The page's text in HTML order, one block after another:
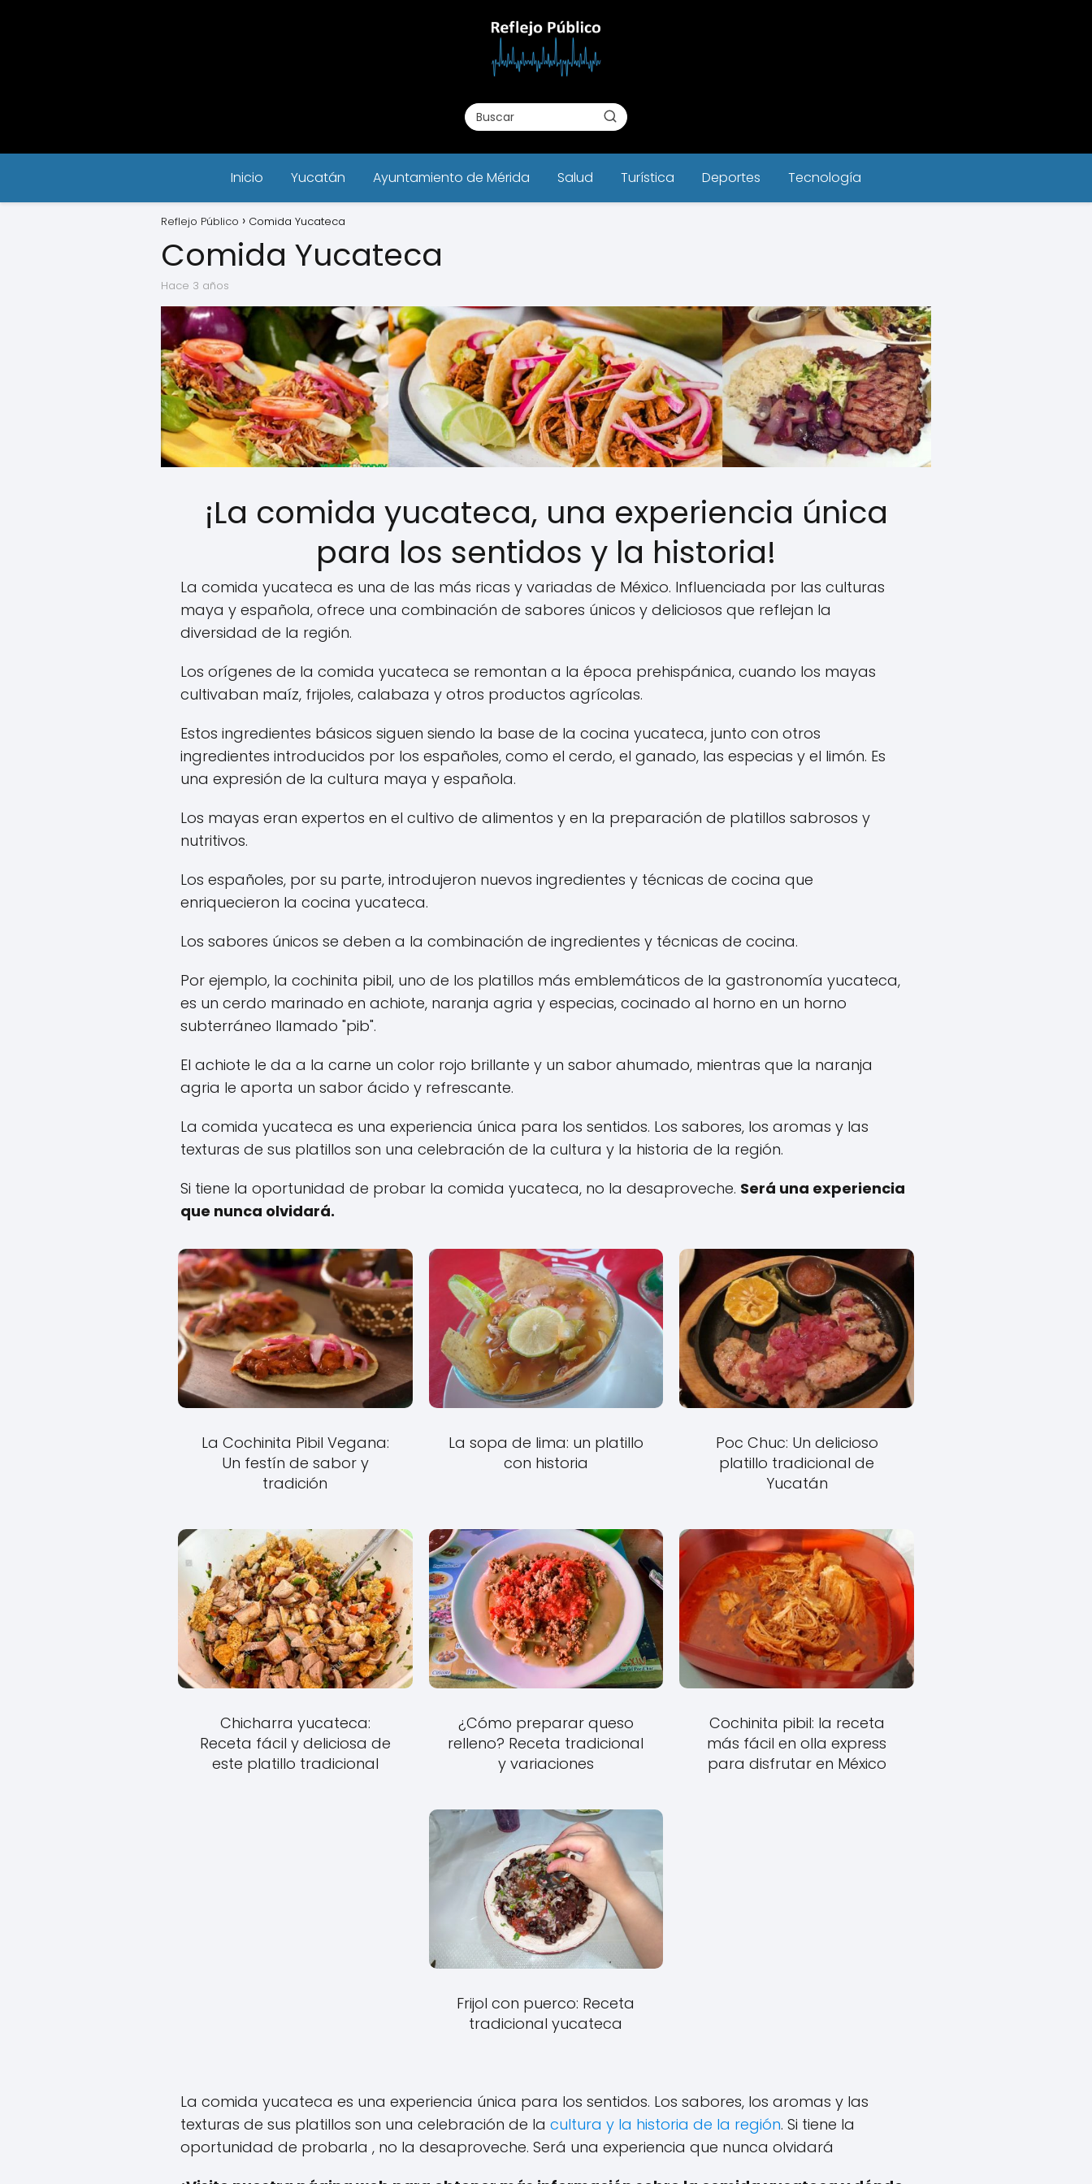
Inicio Yucatán Ayuntamiento de Mérida Salud Turística Deportes Tecnología
Reflejo Público Comida Yucateca
Comida Yucateca
hace 3 años
¡La comida yucateca, una experiencia única
para los sentidos y la historia!
La comida yucateca es una de las más ricas y variadas de México. Influenciada por las culturas
maya y española, ofrece una combinación de sabores únicos y deliciosos que reflejan la
diversidad de la región.
Los orígenes de la comida yucateca se remontan a la época prehispánica, cuando los mayas
cultivaban maíz, frijoles, calabaza y otros productos agrícolas.
Estos ingredientes básicos siguen siendo la base de la cocina yucateca, junto con otros
ingredientes introducidos por los españoles, como el cerdo, el ganado, las especias y el limón. Es
una expresión de la cultura maya y española.
Los mayas eran expertos en el cultivo de alimentos y en la preparación de platillos sabrosos y
nutritivos.
Los españoles, por su parte, introdujeron nuevos ingredientes y técnicas de cocina que
enriquecieron la cocina yucateca.
Los sabores únicos se deben a la combinación de ingredientes y técnicas de cocina.
Por ejemplo, la cochinita pibil, uno de los platillos más emblemáticos de la gastronomía yucateca,
es un cerdo marinado en achiote, naranja agria y especias, cocinado al horno en un horno
subterráneo llamado "pib".
El achiote le da a la carne un color rojo brillante y un sabor ahumado, mientras que la naranja
agria le aporta un sabor ácido y refrescante.
La comida yucateca es una experiencia única para los sentidos. Los sabores, los aromas y las
texturas de sus platillos son una celebración de la cultura y la historia de la región.
Si tiene la oportunidad de probar la comida yucateca, no la desaproveche. Será una experiencia
que nunca olvidará.
La Cochinita Pibil Vegana:
Un festín de sabor y
tradición
La sopa de lima: un platillo
con historia
Poc Chuc: Un delicioso
platillo tradicional de
Yucatán
Chicharra yucateca:
Receta fácil y deliciosa de
este platillo tradicional
¿Cómo preparar queso
relleno? Receta tradicional
y variaciones
Cochinita pibil: la receta
más fácil en olla express
para disfrutar en México
Frijol con puerco: Receta
tradicional yucateca
La comida yucateca es una experiencia única para los sentidos. Los sabores, los aromas y las
texturas de sus platillos son una celebración de la cultura y la historia de la región. Si tiene la
oportunidad de probarla , no la desaproveche. Será una experiencia que nunca olvidará